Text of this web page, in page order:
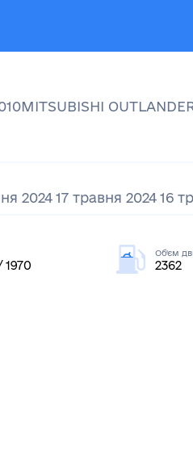
MITSUBISHI
2024 17 травня 2024 16
1970
Об'єм
2362